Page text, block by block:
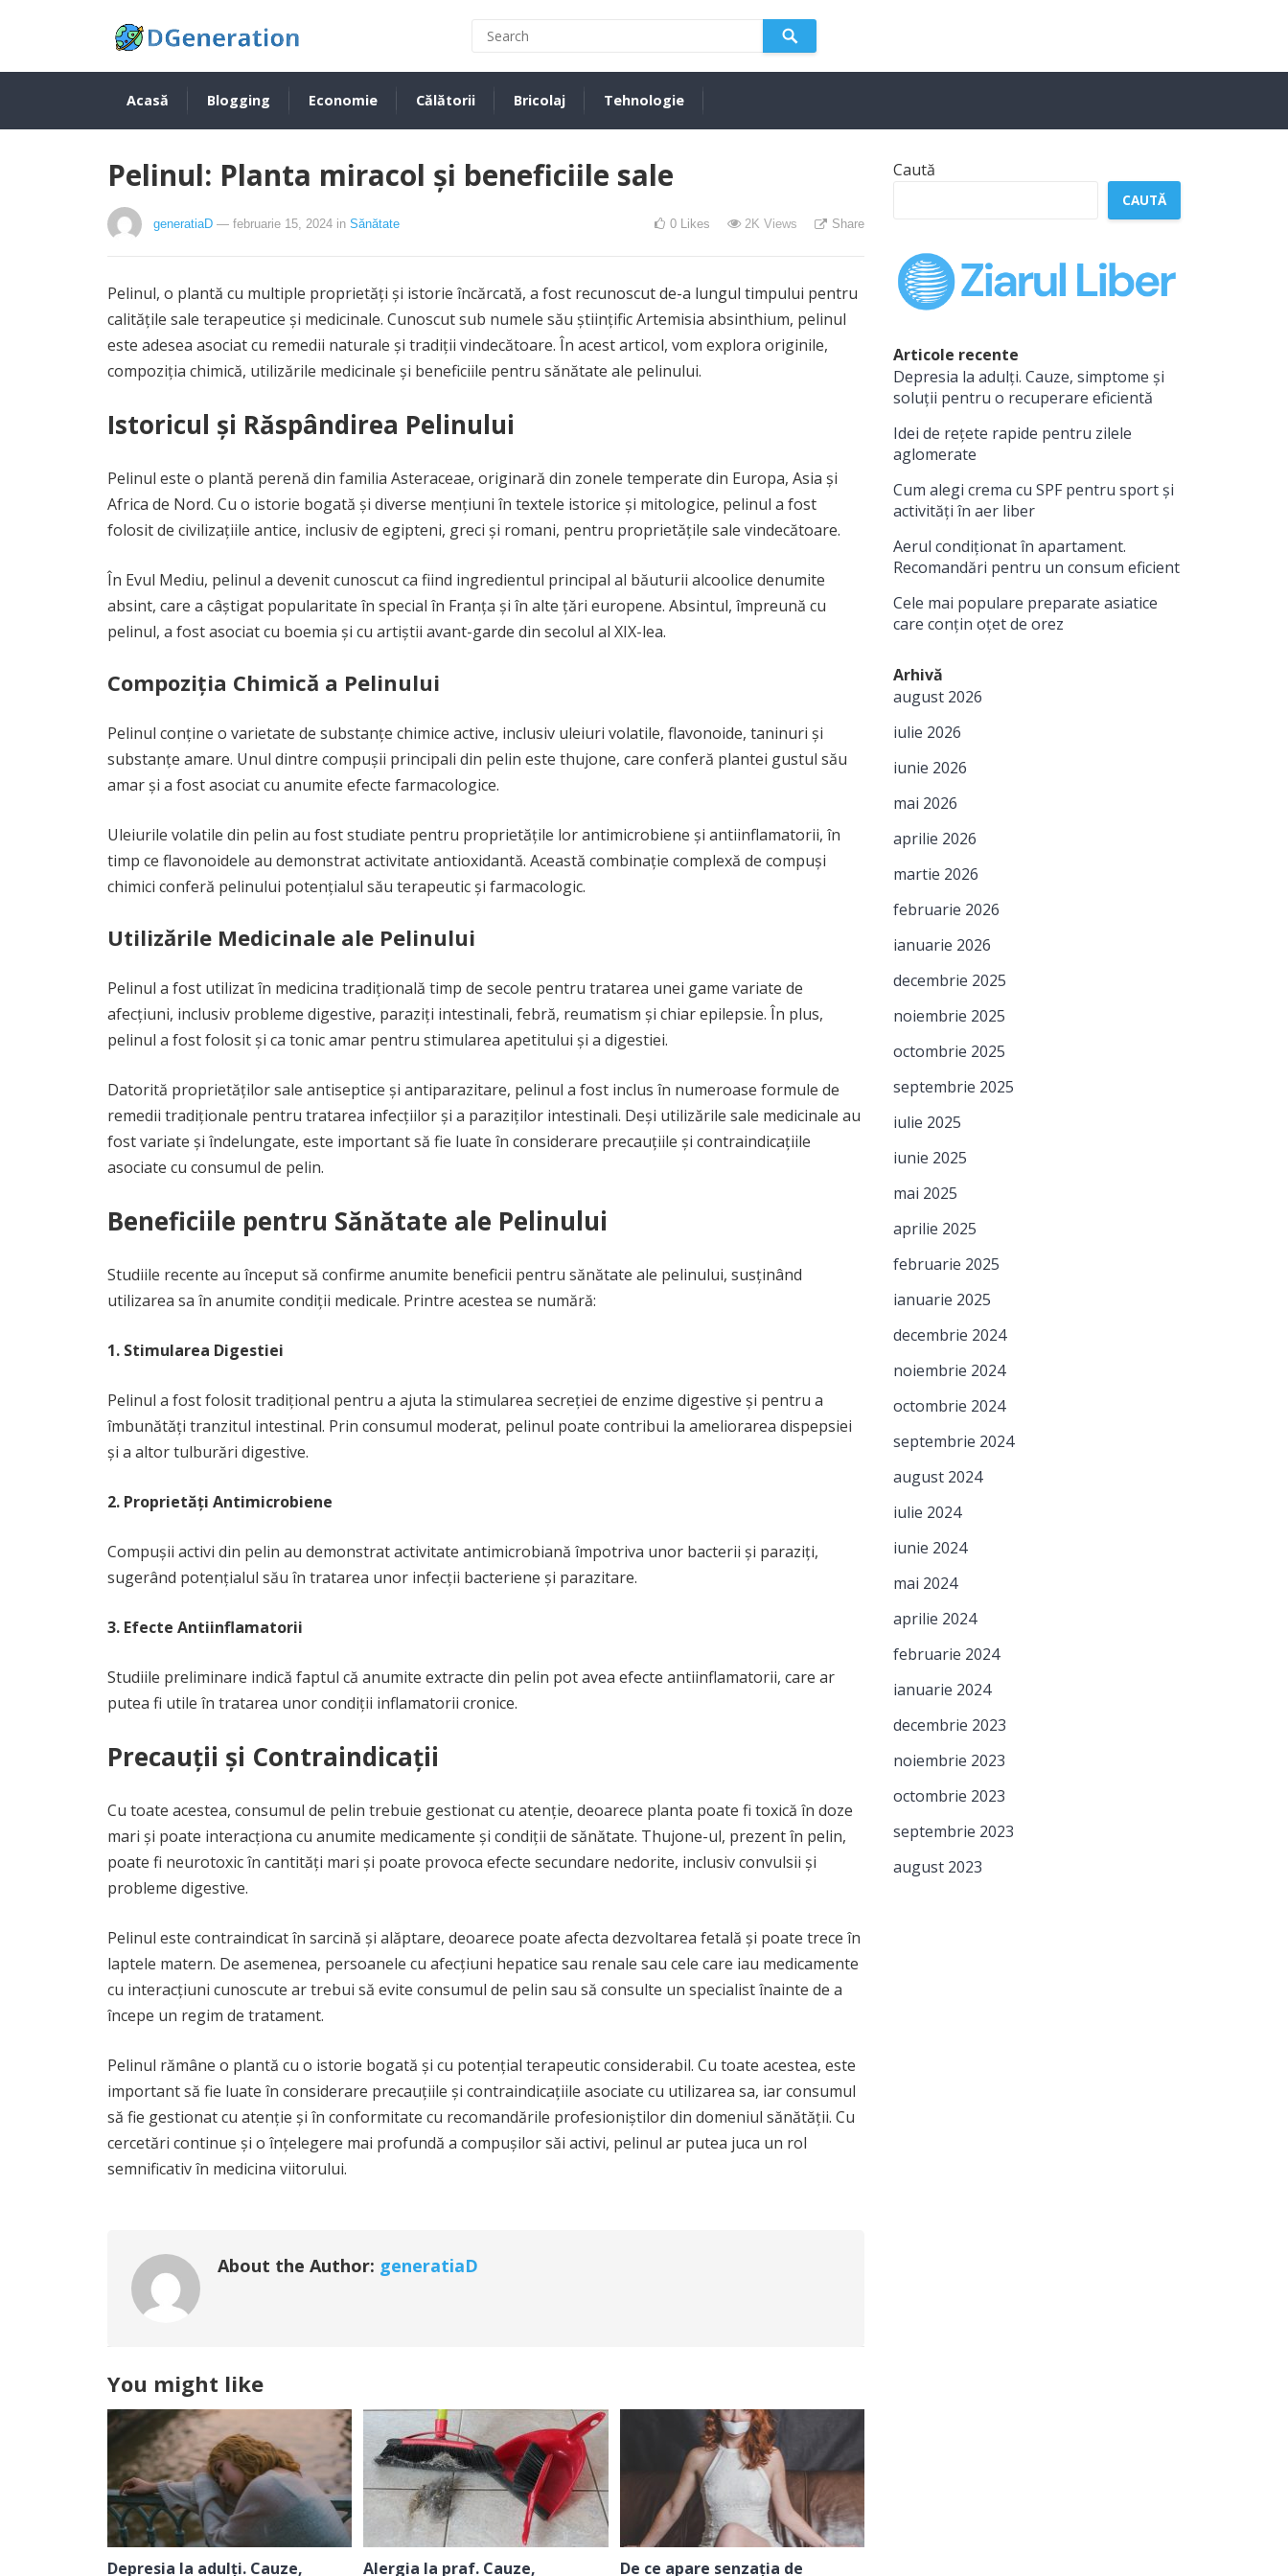
Acasă Blogging Economie Călătorii Bricolaj Tehnologie
Pelinul: Planta miracol și beneficiile sale
generatiaD — februarie 15, 2024 in Sănătate 0 Likes 2K Views Share
Pelinul, o plantă cu multiple proprietăți și istorie încărcată, a fost recunoscut de-a lungul timpului pentru
calitățile sale terapeutice și medicinale. Cunoscut sub numele său științific Artemisia absinthium, pelinul
este adesea asociat cu remedii naturale și tradiții vindecătoare. În acest articol, vom explora originile,
compoziția chimică, utilizările medicinale și beneficiile pentru sănătate ale pelinului.
Istoricul și Răspândirea Pelinului
Pelinul este o plantă perenă din familia Asteraceae, originară din zonele temperate din Europa, Asia și
Africa de Nord. Cu o istorie bogată și diverse mențiuni în textele istorice și mitologice, pelinul a fost
folosit de civilizațiile antice, inclusiv de egipteni, greci și romani, pentru proprietățile sale vindecătoare.
În Evul Mediu, pelinul a devenit cunoscut ca fiind ingredientul principal al băuturii alcoolice denumite
absint, care a câștigat popularitate în special în Franța și în alte țări europene. Absintul, împreună cu
pelinul, a fost asociat cu boemia și cu artiștii avant-garde din secolul al XIX-lea.
Compoziția Chimică a Pelinului
Pelinul conține o varietate de substanțe chimice active, inclusiv uleiuri volatile, flavonoide, taninuri și
substanțe amare. Unul dintre compușii principali din pelin este thujone, care conferă plantei gustul său
amar și a fost asociat cu anumite efecte farmacologice.
Uleiurile volatile din pelin au fost studiate pentru proprietățile lor antimicrobiene și antiinflamatorii, în
timp ce flavonoidele au demonstrat activitate antioxidantă. Această combinație complexă de compuși
chimici conferă pelinului potențialul său terapeutic și farmacologic.
Utilizările Medicinale ale Pelinului
Pelinul a fost utilizat în medicina tradițională timp de secole pentru tratarea unei game variate de
afecțiuni, inclusiv probleme digestive, paraziți intestinali, febră, reumatism și chiar epilepsie. În plus,
pelinul a fost folosit și ca tonic amar pentru stimularea apetitului și a digestiei.
Datorită proprietăților sale antiseptice și antiparazitare, pelinul a fost inclus în numeroase formule de
remedii tradiționale pentru tratarea infecțiilor și a paraziților intestinali. Deși utilizările sale medicinale au
fost variate și îndelungate, este important să fie luate în considerare precauțiile și contraindicațiile
asociate cu consumul de pelin.
Beneficiile pentru Sănătate ale Pelinului
Studiile recente au început să confirme anumite beneficii pentru sănătate ale pelinului, susținând
utilizarea sa în anumite condiții medicale. Printre acestea se numără:
1. Stimularea Digestiei
Pelinul a fost folosit tradițional pentru a ajuta la stimularea secreției de enzime digestive și pentru a
îmbunătăți tranzitul intestinal. Prin consumul moderat, pelinul poate contribui la ameliorarea dispepsiei
și a altor tulburări digestive.
2. Proprietăți Antimicrobiene
Compușii activi din pelin au demonstrat activitate antimicrobiană împotriva unor bacterii și paraziți,
sugerând potențialul său în tratarea unor infecții bacteriene și parazitare.
3. Efecte Antiinflamatorii
Studiile preliminare indică faptul că anumite extracte din pelin pot avea efecte antiinflamatorii, care ar
putea fi utile în tratarea unor condiții inflamatorii cronice.
Precauții și Contraindicații
Cu toate acestea, consumul de pelin trebuie gestionat cu atenție, deoarece planta poate fi toxică în doze
mari și poate interacționa cu anumite medicamente și condiții de sănătate. Thujone-ul, prezent în pelin,
poate fi neurotoxic în cantități mari și poate provoca efecte secundare nedorite, inclusiv convulsii și
probleme digestive.
Pelinul este contraindicat în sarcină și alăptare, deoarece poate afecta dezvoltarea fetală și poate trece în
laptele matern. De asemenea, persoanele cu afecțiuni hepatice sau renale sau cele care iau medicamente
cu interacțiuni cunoscute ar trebui să evite consumul de pelin sau să consulte un specialist înainte de a
începe un regim de tratament.
Pelinul rămâne o plantă cu o istorie bogată și cu potențial terapeutic considerabil. Cu toate acestea, este
important să fie luate în considerare precauțiile și contraindicațiile asociate cu utilizarea sa, iar consumul
să fie gestionat cu atenție și în conformitate cu recomandările profesioniștilor din domeniul sănătății. Cu
cercetări continue și o înțelegere mai profundă a compușilor săi activi, pelinul ar putea juca un rol
semnificativ în medicina viitorului.
About the Author: generatiaD
You might like
Depresia la adulți. Cauze, Alergia la praf. Cauze, De ce apare senzația de
Caută
CAUTĂ
Articole recente
Depresia la adulți. Cauze, simptome și
soluții pentru o recuperare eficientă
Idei de rețete rapide pentru zilele
aglomerate
Cum alegi crema cu SPF pentru sport și
activități în aer liber
Aerul condiționat în apartament.
Recomandări pentru un consum eficient
Cele mai populare preparate asiatice
care conțin oțet de orez
Arhivă
august 2026
iulie 2026
iunie 2026
mai 2026
aprilie 2026
martie 2026
februarie 2026
ianuarie 2026
decembrie 2025
noiembrie 2025
octombrie 2025
septembrie 2025
iulie 2025
iunie 2025
mai 2025
aprilie 2025
februarie 2025
ianuarie 2025
decembrie 2024
noiembrie 2024
octombrie 2024
septembrie 2024
august 2024
iulie 2024
iunie 2024
mai 2024
aprilie 2024
februarie 2024
ianuarie 2024
decembrie 2023
noiembrie 2023
octombrie 2023
septembrie 2023
august 2023